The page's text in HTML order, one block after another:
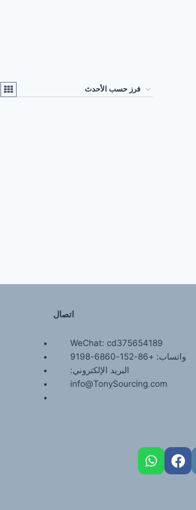
اتصال
WeChat: cd375654189
واتساب: +86-152-6860-9198
البريد الإلكتروني:
info@TonySourcing.com